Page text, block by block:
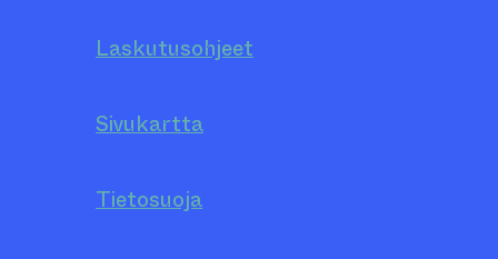
Laskutusohjeet
Sivukartta
Tietosuoja